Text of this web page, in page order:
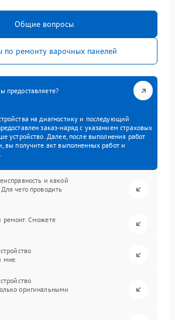
Общие вопросы
по ремонту варочных панелей
предоставляете?
на диагностику и последующий
заказ-наряд с указанием страховых
устройство. Далее, после выполнения работ
вы получите акт выполненных работ и
и какой
чего проводить
ремонт. Сможете
мне.
оригинальными